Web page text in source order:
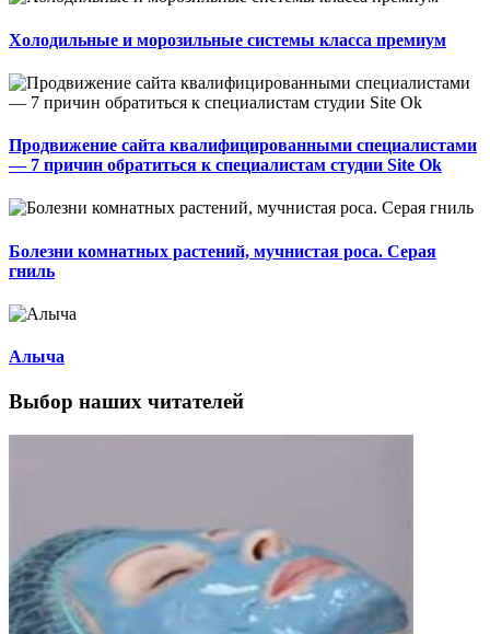
Холодильные и морозильные системы класса премиум
Продвижение сайта квалифицированными специалистами
— 7 причин обратиться к специалистам студии Site Ok
Болезни комнатных растений, мучнистая роса. Серая
гниль
Алыча
Выбор наших читателей